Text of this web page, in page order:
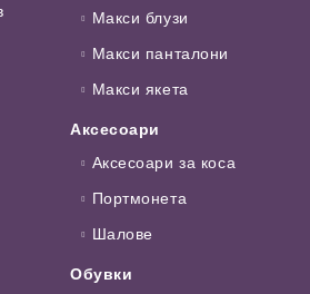
Макси блузи
Макси панталони
Макси якета
Аксесоари
Аксесоари за коса
Портмонета
Шалове
Обувки